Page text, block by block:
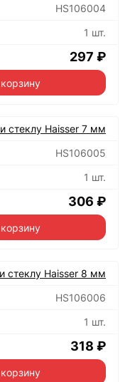
HS106004
1 шт.
297 ₽
стеклу Haisser 7 мм
HS106005
1 шт.
306 ₽
стеклу Haisser 8 мм
HS106006
1 шт.
318 ₽